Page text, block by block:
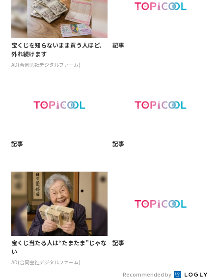
宝くじを知らないまま買う人ほど、
外れ続けます
AD(合同会社デジタルファーム)
記事
記事 記事
宝くじ当たる人は“たまたま”じゃな
い
AD(合同会社デジタルファーム)
記事
Recommended by